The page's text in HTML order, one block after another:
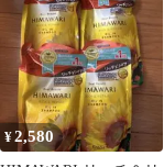
¥2,580